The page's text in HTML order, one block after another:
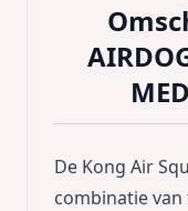
De Kong Air
combinatie